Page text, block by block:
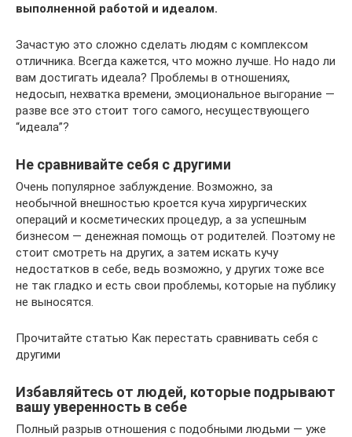
выполненной работой и идеалом.
Зачастую это сложно сделать людям с комплексом
отличника. Всегда кажется, что можно лучше. Но надо ли
вам достигать идеала? Проблемы в отношениях,
недосып, нехватка времени, эмоциональное выгорание —
разве все это стоит того самого, несуществующего
“идеала”?
Не сравнивайте себя с другими
Очень популярное заблуждение. Возможно, за
необычной внешностью кроется куча хирургических
операций и косметических процедур, а за успешным
бизнесом — денежная помощь от родителей. Поэтому не
стоит смотреть на других, а затем искать кучу
недостатков в себе, ведь возможно, у других тоже все
не так гладко и есть свои проблемы, которые на публику
не выносятся.
Прочитайте статью Как перестать сравнивать себя с
другими
Избавляйтесь от людей, которые подрывают
вашу уверенность в себе
Полный разрыв отношения с подобными людьми — уже